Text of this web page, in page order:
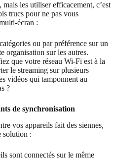
les utiliser efficacement, c’est
trucs pour ne pas vous
écran :
ou par préférence sur un
organisation sur les autres.
que votre réseau Wi-Fi est à la
le streaming sur plusieurs
vidéos qui tamponnent au
?
de synchronisation
vos appareils fait des siennes,
solution :
sont connectés sur le même